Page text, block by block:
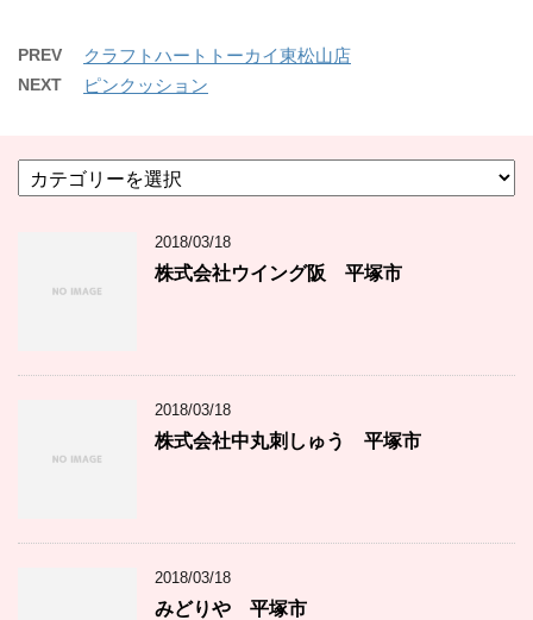
PREV クラフトハートトーカイ東松山店
NEXT ピンクッション
テ
2018/03/18
株式会社ウイング阪 平塚市
2018/03/18
株式会社中丸刺しゅう 平塚市
2018/03/18
みどりや 平塚市